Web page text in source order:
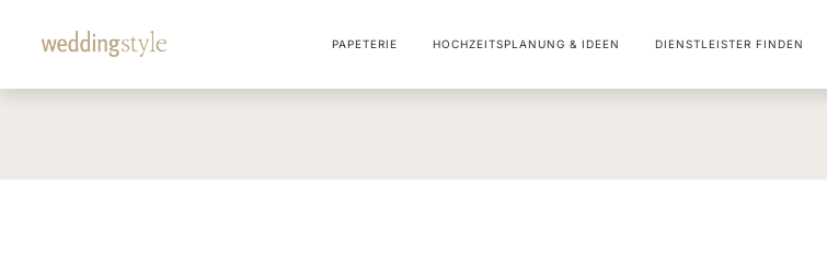
PAPETERIE HOCHZEITSPLANUNG & IDEEN DIENSTLEISTER FINDEN